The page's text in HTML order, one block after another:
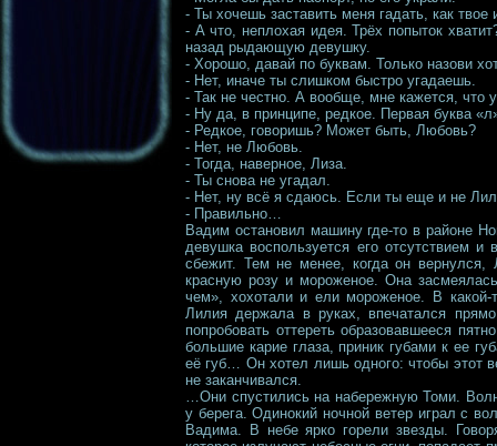
- Ты хочешь заставить меня гадать, как твое
- А что, неплохая идея. Трёх попыток
назад рыдающую девушку.
- Хорошо, давай по буквам. Только назови
- Нет, иначе ты слишком быстро угадаешь.
- Так не честно. А вообще, мне кажется, что
- Ну да, в принципе, редкое. Первая буква
- Редкое, говоришь? Может быть, Любовь?
- Нет, не Любовь.
- Тогда, наверное, Лиза.
- Ты снова не угадал.
- Нет, ну всё я сдаюсь. Если ты еще и не
- Правильно…
Вадим остановил машину где-то в районе
девушка воспользуется его отсутствием
сбежит. Тем не менее, когда он
красную розу и мороженое. Она
чем», хохотали и ели мороженое. В какой-
Лилия держала в руках, впечатался
попробовать оттереть образовавшееся
большие карие глаза, приник губами к ее
её губ… Он хотел лишь одного: чтобы этот
не заканчивался.
…Они спустились на набережную Томи.
у берега. Одинокий ночной ветер играл с
Вадима. В небе ярко горели звезды.